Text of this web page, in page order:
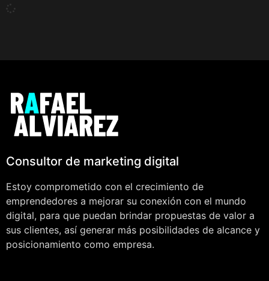
Consultor de marketing digital
Estoy comprometido con el crecimiento de
emprendedores a mejorar su conexión con el mundo
digital, para que puedan brindar propuestas de valor a
sus clientes, así generar más posibilidades de alcance y
posicionamiento como empresa.